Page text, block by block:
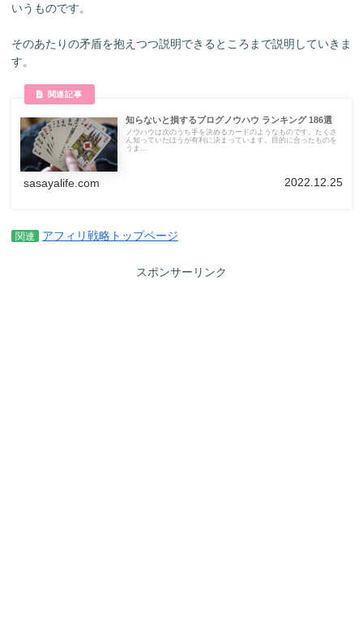
いうものです。
そのあたりの矛盾を抱えつつ説明できるところまで説明していきま
す。
知らないと損するブログノウハウ ランキング 186選
ノウハウは次のうち手を決めるカードのようなものです。たくさ
ん知っていたほうが有利に決まっています。目的に合ったものを
うま...
sasayalife.com 2022.12.25
関連 アフィリ戦略トップページ
スポンサーリンク